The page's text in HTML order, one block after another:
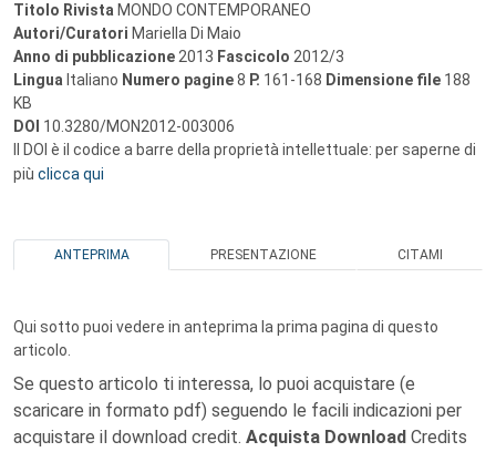
Titolo Rivista MONDO CONTEMPORANEO
Autori/Curatori Mariella Di Maio
Anno di pubblicazione 2013 Fascicolo 2012/3
Lingua Italiano Numero pagine8 P. 161-168 Dimensione file 188
KB
DOI 10.3280/MON2012-003006
Il DOI è il codice a barre della proprietà intellettuale: per saperne di
più clicca qui
ANTEPRIMA PRESENTAZIONE CITAMI
Qui sotto puoi vedere in anteprima la prima pagina di questo
articolo.
Se questo articolo ti interessa, lo puoi acquistare (e
scaricare in formato pdf) seguendo le facili indicazioni per
acquistare il download credit. Acquista Download Credits